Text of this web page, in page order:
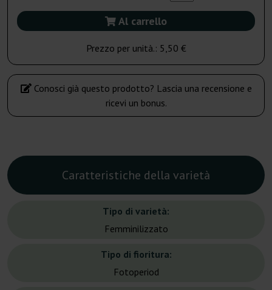
Al carrello
Prezzo per unità.: 5,50 €
Conosci già questo prodotto? Lascia una recensione e
ricevi un bonus.
Caratteristiche della varietà
Tipo di varietà:
Femminilizzato
Tipo di fioritura:
Fotoperiod